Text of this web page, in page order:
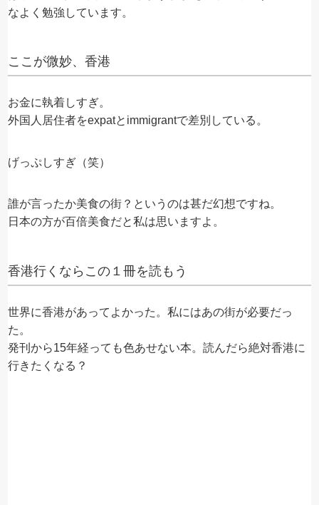
なよく勉強しています。
ここが微妙、香港
お金に執着しすぎ。
外国人居住者をexpatとimmigrantで差別している。
げっぷしすぎ（笑）
誰が言ったか美食の街？というのは甚だ幻想ですね。
日本の方が百倍美食だと私は思いますよ。
香港行くならこの１冊を読もう
世界に香港があってよかった。私にはあの街が必要だっ
た。
発刊から15年経っても色あせない本。読んだら絶対香港に
行きたくなる？